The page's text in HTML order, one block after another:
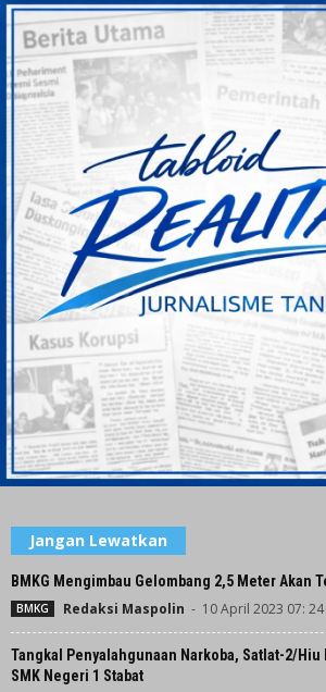
Jangan Lewatkan
BMKG Mengimbau Gelombang 2,5 Meter Akan
BMKG Redaksi Maspolin - 10 April 2023 07: 24
Tangkal Penyalahgunaan Narkoba, Satlat-2/Hiu
SMK Negeri 1 Stabat